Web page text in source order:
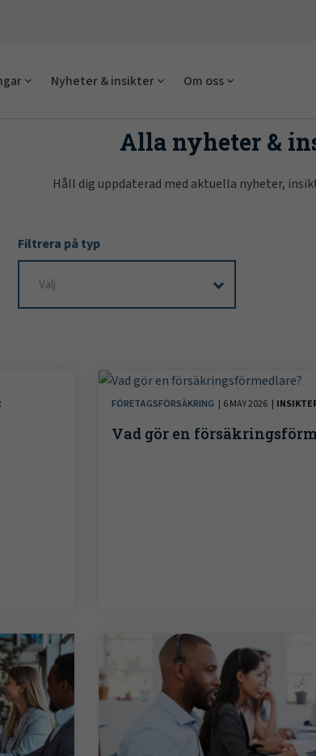
Nyheter & insikter Om oss
Alla nyheter &
Håll dig uppdaterad med aktuella nyheter,
Filtrera på typ
FÖRETAGSFÖRSÄKRING 6 MAY 2026
Vad gör en